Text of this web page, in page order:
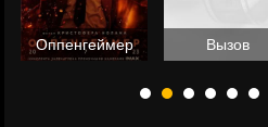
Оппенгеймер Вызов